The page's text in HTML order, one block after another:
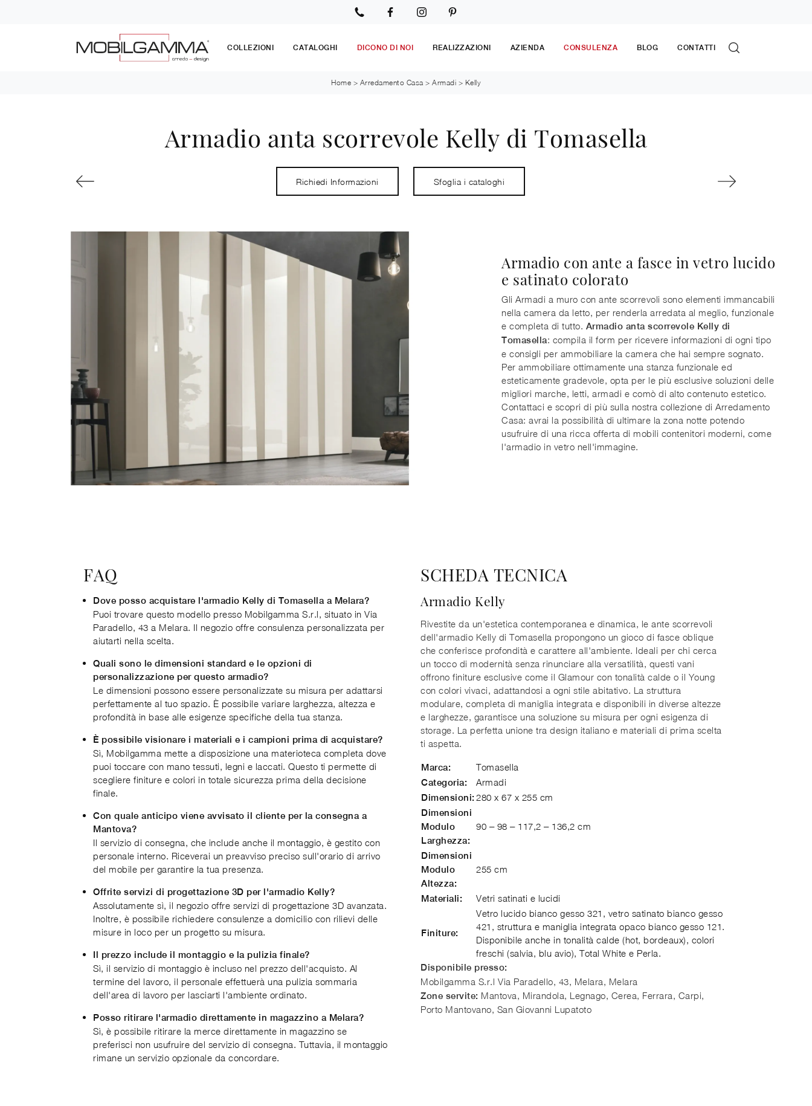
COLLEZIONI CATALOGHI DICONO DI NOI REALIZZAZIONI AZIENDA CONSULENZA BLOG CONTATTI
Home > Arredamento Casa > Armadi > Kelly
Armadio anta scorrevole Kelly di Tomasella
Richiedi Informazioni Sfoglia i cataloghi
Armadio con ante a fasce in vetro lucido
e satinato colorato
Gli Armadi a muro con ante scorrevoli sono elementi immancabili
nella camera da letto, per renderla arredata al meglio, funzionale
e completa di tutto. Armadio anta scorrevole Kelly di
Tomasella: compila il form per ricevere informazioni di ogni tipo
e consigli per ammobiliare la camera che hai sempre sognato.
Per ammobiliare ottimamente una stanza funzionale ed
esteticamente gradevole, opta per le più esclusive soluzioni delle
migliori marche, letti, armadi e comò di alto contenuto estetico.
Contattaci e scopri di più sulla nostra collezione di Arredamento
Casa: avrai la possibilità di ultimare la zona notte potendo
usufruire di una ricca offerta di mobili contenitori moderni, come
l'armadio in vetro nell'immagine.
FAQ
Dove posso acquistare l'armadio Kelly di Tomasella a Melara?
Puoi trovare questo modello presso Mobilgamma S.r.l, situato in Via
Paradello, 43 a Melara. Il negozio offre consulenza personalizzata per
aiutarti nella scelta.
Quali sono le dimensioni standard e le opzioni di
personalizzazione per questo armadio?
Le dimensioni possono essere personalizzate su misura per adattarsi
perfettamente al tuo spazio. È possibile variare larghezza, altezza e
profondità in base alle esigenze specifiche della tua stanza.
È possibile visionare i materiali e i campioni prima di acquistare?
Sì, Mobilgamma mette a disposizione una materioteca completa dove
puoi toccare con mano tessuti, legni e laccati. Questo ti permette di
scegliere finiture e colori in totale sicurezza prima della decisione
finale.
Con quale anticipo viene avvisato il cliente per la consegna a
Mantova?
Il servizio di consegna, che include anche il montaggio, è gestito con
personale interno. Riceverai un preavviso preciso sull'orario di arrivo
del mobile per garantire la tua presenza.
Offrite servizi di progettazione 3D per l'armadio Kelly?
Assolutamente sì, il negozio offre servizi di progettazione 3D avanzata.
Inoltre, è possibile richiedere consulenze a domicilio con rilievi delle
misure in loco per un progetto su misura.
Il prezzo include il montaggio e la pulizia finale?
Sì, il servizio di montaggio è incluso nel prezzo dell'acquisto. Al
termine del lavoro, il personale effettuerà una pulizia sommaria
dell'area di lavoro per lasciarti l'ambiente ordinato.
Posso ritirare l'armadio direttamente in magazzino a Melara?
Sì, è possibile ritirare la merce direttamente in magazzino se
preferisci non usufruire del servizio di consegna. Tuttavia, il montaggio
rimane un servizio opzionale da concordare.
SCHEDA TECNICA
Armadio Kelly
Rivestite da un'estetica contemporanea e dinamica, le ante scorrevoli
dell'armadio Kelly di Tomasella propongono un gioco di fasce oblique
che conferisce profondità e carattere all'ambiente. Ideali per chi cerca
un tocco di modernità senza rinunciare alla versatilità, questi vani
offrono finiture esclusive come il Glamour con tonalità calde o il Young
con colori vivaci, adattandosi a ogni stile abitativo. La struttura
modulare, completa di maniglia integrata e disponibili in diverse altezze
e larghezze, garantisce una soluzione su misura per ogni esigenza di
storage. La perfetta unione tra design italiano e materiali di prima scelta
ti aspetta.
Marca: Tomasella
Categoria: Armadi
Dimensioni:280 x 67 x 255 cm
Dimensioni
Modulo
Larghezza:
90 – 98 – 117,2 – 136,2 cm
Dimensioni
Modulo
Altezza:
255 cm
Materiali: Vetri satinati e lucidi
Finiture:
Vetro lucido bianco gesso 321, vetro satinato bianco gesso
421, struttura e maniglia integrata opaco bianco gesso 121.
Disponibile anche in tonalità calde (hot, bordeaux), colori
freschi (salvia, blu avio), Total White e Perla.
Disponibile presso:
Mobilgamma S.r.l Via Paradello, 43, Melara, Melara
Zone servite: Mantova, Mirandola, Legnago, Cerea, Ferrara, Carpi,
Porto Mantovano, San Giovanni Lupatoto